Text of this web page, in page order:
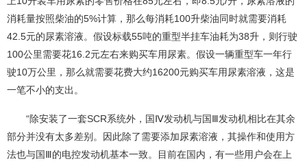
消耗量按照柴油的5%计算，那么每消耗100升柴油同时就需要消耗
42.5元的尿素溶液。假设标载55吨的重型半挂车油耗为38升，则行驶
100公里需要花16.2元左右来购买车用尿素。假设一辆重型车一年行
驶10万公里，那么就需要花费大约16200元购买车用尿素溶液，这是
一笔不小的支出。
“除安装了一套SCR系统外，国Ⅳ发动机与国Ⅲ发动机相比在其余
部分并没有太多差别。因此除了需要添加尿素溶液，其操作和使用方
法也与国Ⅲ的电控发动机基本一致。目前在国内，有一些用户会在上